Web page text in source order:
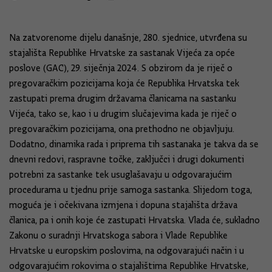
Na zatvorenome dijelu današnje, 280. sjednice, utvrđena su
stajališta Republike Hrvatske za sastanak Vijeća za opće
poslove (GAC), 29. siječnja 2024. S obzirom da je riječ o
pregovaračkim pozicijama koja će Republika Hrvatska tek
zastupati prema drugim državama članicama na sastanku
Vijeća, tako se, kao i u drugim slučajevima kada je riječ o
pregovaračkim pozicijama, ona prethodno ne objavljuju.
Dodatno, dinamika rada i priprema tih sastanaka je takva da se
dnevni redovi, raspravne točke, zaključci i drugi dokumenti
potrebni za sastanke tek usuglašavaju u odgovarajućim
procedurama u tjednu prije samoga sastanka. Slijedom toga,
moguća je i očekivana izmjena i dopuna stajališta država
članica, pa i onih koje će zastupati Hrvatska. Vlada će, sukladno
Zakonu o suradnji Hrvatskoga sabora i Vlade Republike
Hrvatske u europskim poslovima, na odgovarajući način i u
odgovarajućim rokovima o stajalištima Republike Hrvatske,